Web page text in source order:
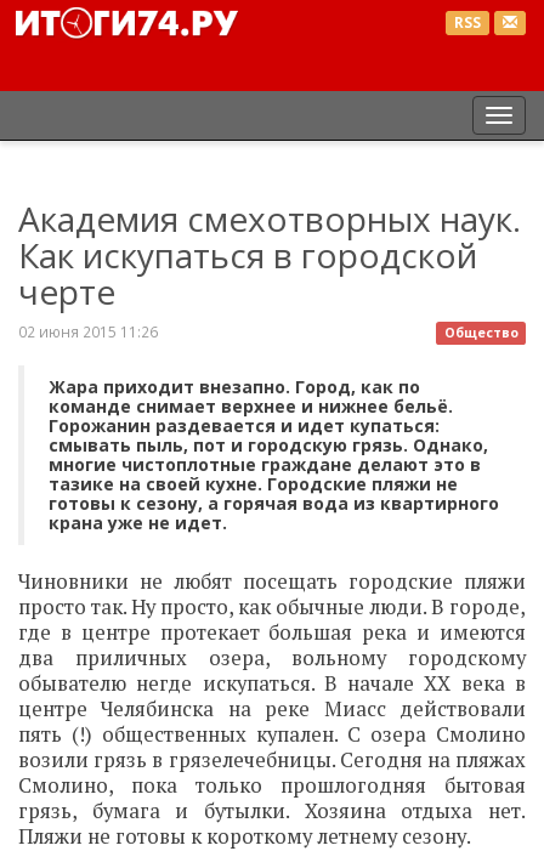
RSS
Академия смехотворных наук.
Как искупаться в городской
черте
Общество
02 июня 2015 11:26
Жара приходит внезапно. Город, как по
команде снимает верхнее и нижнее бельё.
Горожанин раздевается и идет купаться:
смывать пыль, пот и городскую грязь. Однако,
многие чистоплотные граждане делают это в
тазике на своей кухне. Городские пляжи не
готовы к сезону, а горячая вода из квартирного
крана уже не идет.
Чиновники не любят посещать городские пляжи
просто так. Ну просто, как обычные люди. В городе,
где в центре протекает большая река и имеются
два приличных озера, вольному городскому
обывателю негде искупаться. В начале ХХ века в
центре Челябинска на реке Миасс действовали
пять (!) общественных купален. С озера Смолино
возили грязь в грязелечебницы. Сегодня на пляжах
Смолино, пока только прошлогодняя бытовая
грязь, бумага и бутылки. Хозяина отдыха нет.
Пляжи не готовы к короткому летнему сезону.